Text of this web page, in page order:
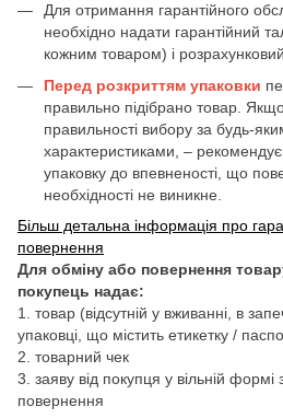
Для отримання гарантійного
необхідно надати гарантійний
кожним товаром) і
Перед розкриттям упаковки
правильно підібрано товар.
правильності вибору за будь-
характеристиками, –
упаковку до впевненості, що
необхідності не виникне.
Більш детальна інформація про
повернення
Для обміну або повернення
покупець надає:
1. товар (відсутній у вживанні, в
упаковці, що містить етикетку /
2. товарний чек
3. заяву від покупця у вільній
повернення